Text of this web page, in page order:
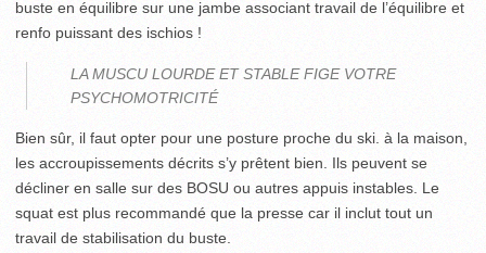
buste en équilibre sur une jambe associant travail de l’équilibre et
renfo puissant des ischios !
LA MUSCU LOURDE ET STABLE FIGE VOTRE
PSYCHOMOTRICITÉ
Bien sûr, il faut opter pour une posture proche du ski. à la maison,
les accroupissements décrits s’y prêtent bien. Ils peuvent se
décliner en salle sur des BOSU ou autres appuis instables. Le
squat est plus recommandé que la presse car il inclut tout un
travail de stabilisation du buste.